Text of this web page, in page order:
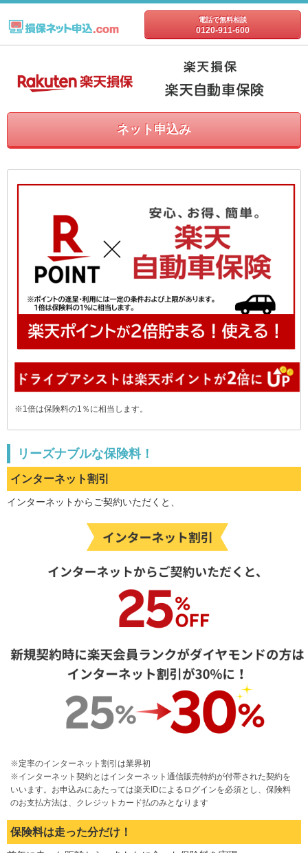
電話で無料相談
0120-911-600
ネット申込み
※1倍は保険料の1％に相当します。
リーズナブルな保険料！
インターネット割引
インターネットからご契約いただくと、
※定率のインターネット割引は業界初
※インターネット契約とはインターネット通信販売特約が付帯された契約を
いいます。お申込みにあたっては楽天IDによるログインを必須とし、保険料
のお支払方法は、クレジットカード払のみとなります
保険料は走った分だけ！